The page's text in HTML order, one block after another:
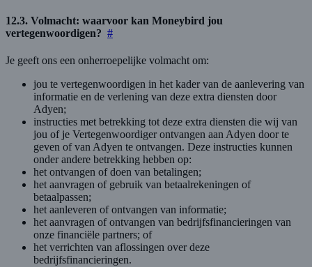
12.3. Volmacht: waarvoor kan Moneybird jou
vertegenwoordigen? #
Je geeft ons een onherroepelijke volmacht om:
jou te vertegenwoordigen in het kader van de aanlevering van
informatie en de verlening van deze extra diensten door
Adyen;
instructies met betrekking tot deze extra diensten die wij van
jou of je Vertegenwoordiger ontvangen aan Adyen door te
geven of van Adyen te ontvangen. Deze instructies kunnen
onder andere betrekking hebben op:
het ontvangen of doen van betalingen;
het aanvragen of gebruik van betaalrekeningen of
betaalpassen;
het aanleveren of ontvangen van informatie;
het aanvragen of ontvangen van bedrijfsfinancieringen van
onze financiële partners; of
het verrichten van aflossingen over deze
bedrijfsfinancieringen.